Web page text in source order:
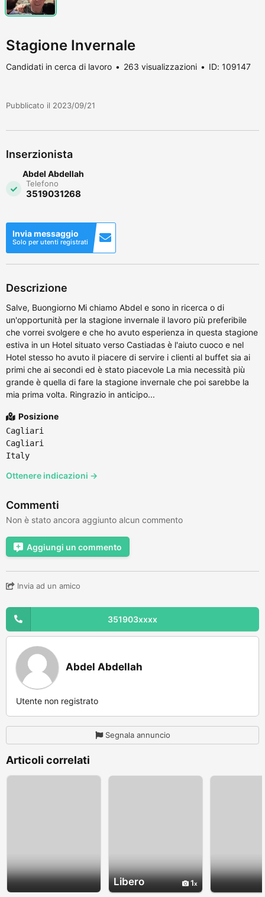
Stagione Invernale
Candidati in cerca di lavoro 263 visualizzazioni ID: 109147
Pubblicato il 2023/09/21
Inserzionista
Abdel Abdellah
Telefono
3519031268
Invia messaggio
Solo per utenti registrati
Descrizione
Salve, Buongiorno Mi chiamo Abdel e sono in ricerca o di
un'opportunità per la stagione invernale il lavoro più preferibile
che vorrei svolgere e che ho avuto esperienza in questa stagione
estiva in un Hotel situato verso Castiadas è l'aiuto cuoco e nel
Hotel stesso ho avuto il piacere di servire i clienti al buffet sia ai
primi che ai secondi ed è stato piacevole La mia necessità più
grande è quella di fare la stagione invernale che poi sarebbe la
mia prima volta. Ringrazio in anticipo...
Posizione
Cagliari
Cagliari
Italy
Ottenere indicazioni →
Commenti
Non è stato ancora aggiunto alcun commento
Aggiungi un commento
Invia ad un amico
351903xxxx
Abdel Abdellah
Utente non registrato
Segnala annuncio
Articoli correlati
Libero 1